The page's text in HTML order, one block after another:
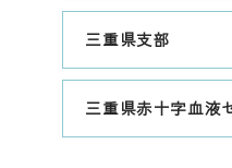
三重県支部
三重県赤十字血液